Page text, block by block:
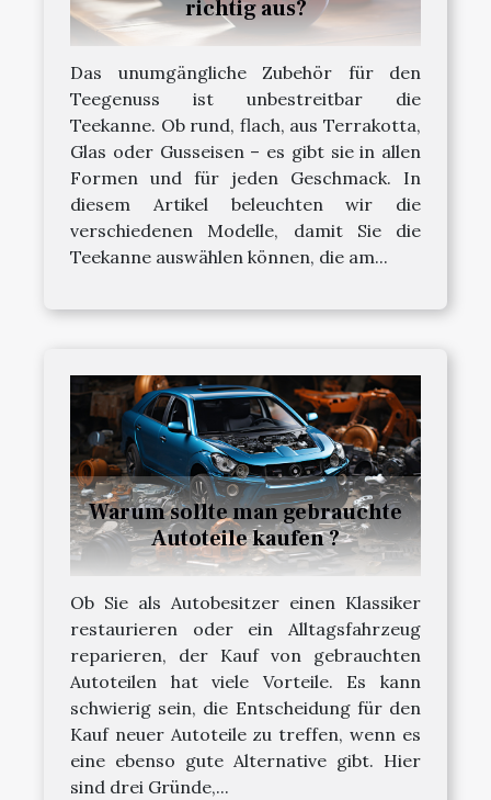
richtig aus?
Das unumgängliche Zubehör für den
Teegenuss ist unbestreitbar die
Teekanne. Ob rund, flach, aus Terrakotta,
Glas oder Gusseisen – es gibt sie in allen
Formen und für jeden Geschmack. In
diesem Artikel beleuchten wir die
verschiedenen Modelle, damit Sie die
Teekanne auswählen können, die am...
Warum sollte man gebrauchte
Autoteile kaufen ?
Ob Sie als Autobesitzer einen Klassiker
restaurieren oder ein Alltagsfahrzeug
reparieren, der Kauf von gebrauchten
Autoteilen hat viele Vorteile. Es kann
schwierig sein, die Entscheidung für den
Kauf neuer Autoteile zu treffen, wenn es
eine ebenso gute Alternative gibt. Hier
sind drei Gründe,...